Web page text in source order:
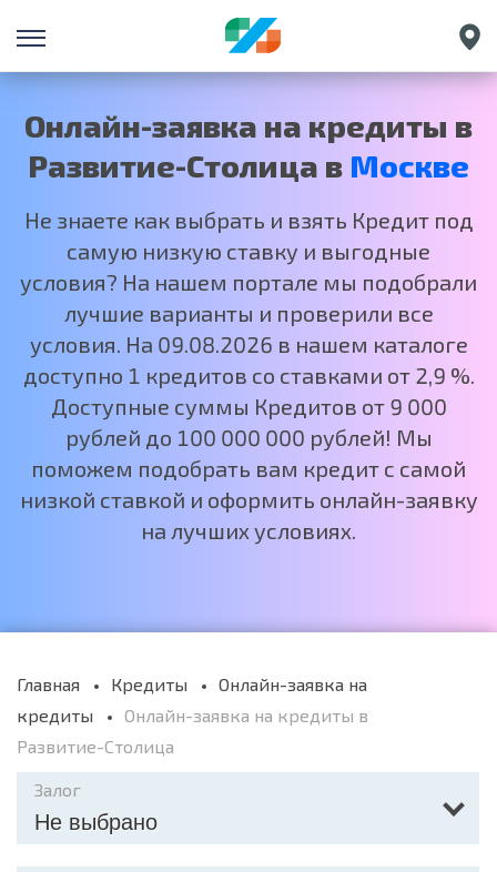
Санкт-Петербург
Краснодар
Нижний Новгород
Онлайн-заявка на кредиты в
Развитие-Столица в Москве
Не знаете как выбрать и взять Кредит под
самую низкую ставку и выгодные
условия? На нашем портале мы подобрали
лучшие варианты и проверили все
условия. На 09.08.2026 в нашем каталоге
доступно 1 кредитов со ставками от 2,9 %.
Доступные суммы Кредитов от 9 000
рублей до 100 000 000 рублей! Мы
поможем подобрать вам кредит с самой
низкой ставкой и оформить онлайн-заявку
на лучших условиях.
Главная Кредиты
Онлайн-заявка на
кредиты
Онлайн-заявка на кредиты в
Развитие-Столица
Залог
Не выбрано